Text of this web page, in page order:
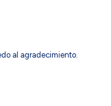
al agradecimiento.